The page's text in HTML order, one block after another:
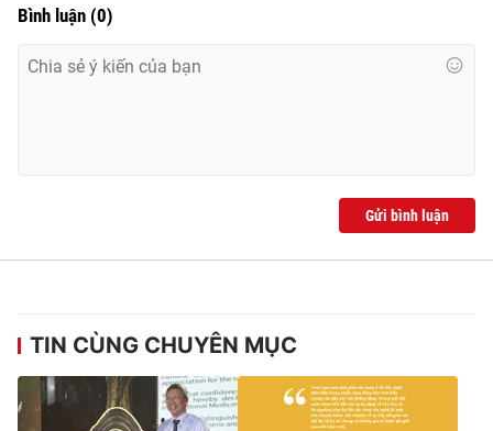
Bình luận (0)
Gửi bình luận
TIN CÙNG CHUYÊN MỤC